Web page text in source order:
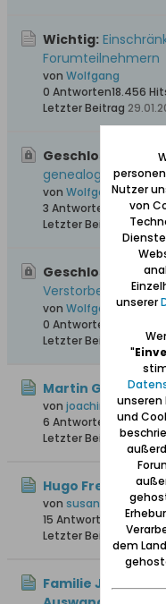
Wichtig:
Forumteilnehmern
von Wolfgang
0 Antworten18.456
Letzter Beitrag
Geschlossen,
genealogischen
von Wolfgang
3 Antworten
57.555
Letzter Beitrag
Geschlossen,
Verstorbenen aus
von Wolfgang
0 Antworten
Letzter Beitrag
Martin Gnoyke oo
von joachim1
6 Antworten
93 Hits0
Letzter Beitrag
Hugo Freter
von susannefreter
15 Antworten
17.116 Hits
Letzter Beitrag
Familie Johann
Nutzer
von
unserer
"
und
dem